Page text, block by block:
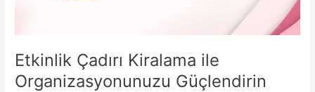
Etkinlik Çadırı Kiralama ile
Organizasyonunuzu Güçlendirin